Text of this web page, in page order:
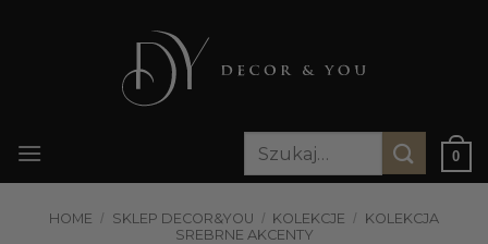
Szukaj:
0
HOME / SKLEP DECOR&YOU / KOLEKCJE / KOLEKCJA
SREBRNE AKCENTY